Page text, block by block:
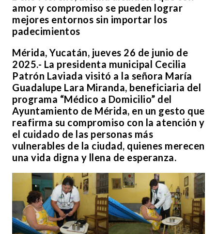
amor y compromiso se pueden lograr
mejores entornos sin importar los
padecimientos
Mérida, Yucatán, jueves 26 de junio de
2025.- La presidenta municipal Cecilia
Patrón Laviada visitó a la señora María
Guadalupe Lara Miranda, beneficiaria del
programa “Médico a Domicilio” del
Ayuntamiento de Mérida, en un gesto que
reafirma su compromiso con la atención y
el cuidado de las personas más
vulnerables de la ciudad, quienes merecen
una vida digna y llena de esperanza.